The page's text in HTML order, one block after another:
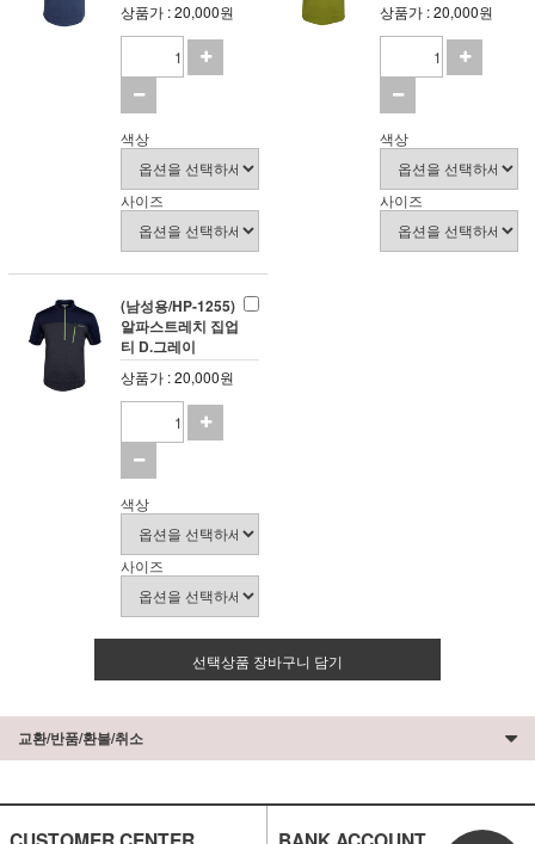
상품가 : 20,000원
색상
사이즈
상품가 : 20,000원
색상
사이즈
(남성용/HP-1255)
알파스트레치 집업
티 D.그레이
상품가 : 20,000원
색상
사이즈
선택상품 장바구니 담기
교환/반품/환불/취소